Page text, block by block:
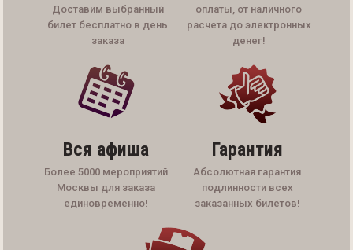
Доставим выбранный
билет бесплатно в день
заказа
оплаты, от наличного
расчета до электронных
денег!
Вся афиша
Более 5000 мероприятий
Москвы для заказа
единовременно!
Гарантия
Абсолютная гарантия
подлинности всех
заказанных билетов!